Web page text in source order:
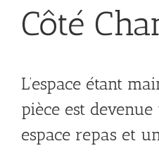
Côté
L’espace étant
pièce est
espace repas et